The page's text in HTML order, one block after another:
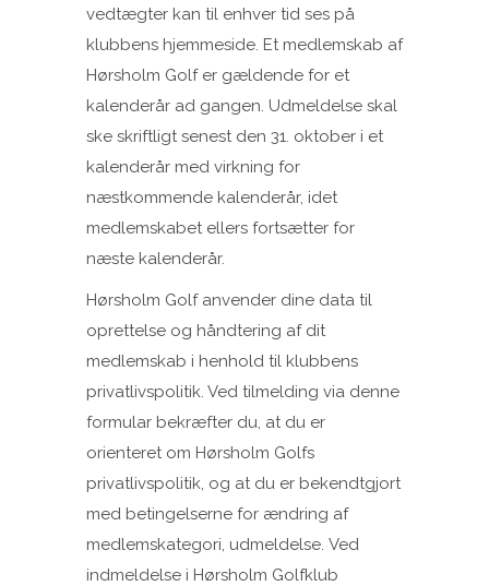
vedtægter kan til enhver tid ses på
klubbens hjemmeside. Et medlemskab af
Hørsholm Golf er gældende for et
kalenderår ad gangen. Udmeldelse skal
ske skriftligt senest den 31. oktober i et
kalenderår med virkning for
næstkommende kalenderår, idet
medlemskabet ellers fortsætter for
næste kalenderår.
Hørsholm Golf anvender dine data til
oprettelse og håndtering af dit
medlemskab i henhold til klubbens
privatlivspolitik. Ved tilmelding via denne
formular bekræfter du, at du er
orienteret om Hørsholm Golfs
privatlivspolitik, og at du er bekendtgjort
med betingelserne for ændring af
medlemskategori, udmeldelse. Ved
indmeldelse i Hørsholm Golfklub